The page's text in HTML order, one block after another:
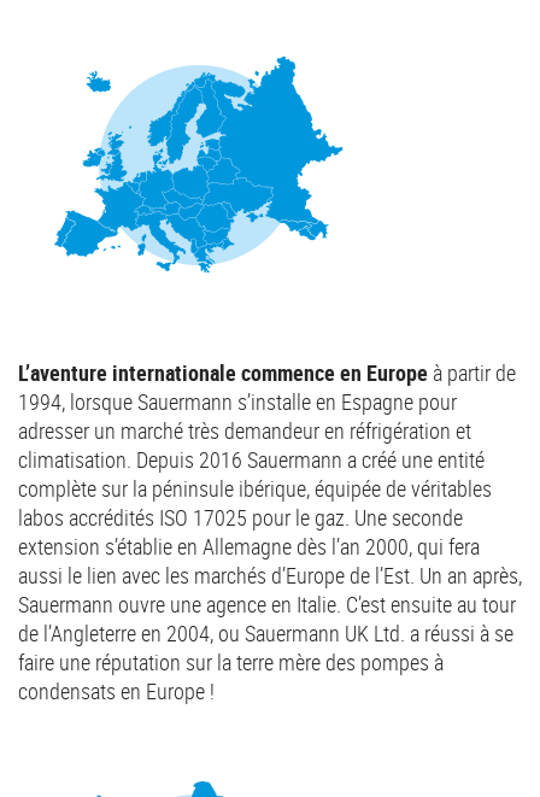
L’aventure internationale commence en Europe à partir de
1994, lorsque Sauermann s’installe en Espagne pour
adresser un marché très demandeur en réfrigération et
climatisation. Depuis 2016 Sauermann a créé une entité
complète sur la péninsule ibérique, équipée de véritables
labos accrédités ISO 17025 pour le gaz. Une seconde
extension s’établie en Allemagne dès l’an 2000, qui fera
aussi le lien avec les marchés d’Europe de l’Est. Un an après,
Sauermann ouvre une agence en Italie. C’est ensuite au tour
de l’Angleterre en 2004, ou Sauermann UK Ltd. a réussi à se
faire une réputation sur la terre mère des pompes à
condensats en Europe !